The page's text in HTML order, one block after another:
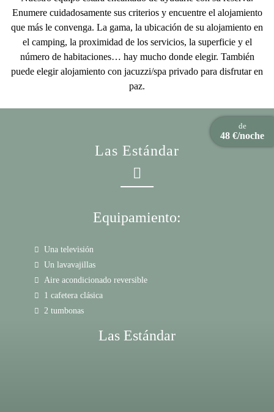
Enumere cuidadosamente sus criterios y encuentre el alojamiento
que más le convenga. La gama, la ubicación de su alojamiento en
el camping, la proximidad de los servicios, la superficie y el
número de habitaciones… hay mucho donde elegir. También
puede elegir alojamiento con jacuzzi/spa privado para disfrutar en
paz.
Las Estándar
Equipamiento:
Una televisión
Un lavavajillas
Aire acondicionado reversible
1 cafetera clásica
2 tumbonas
Las Estándar
de
48 €/noche